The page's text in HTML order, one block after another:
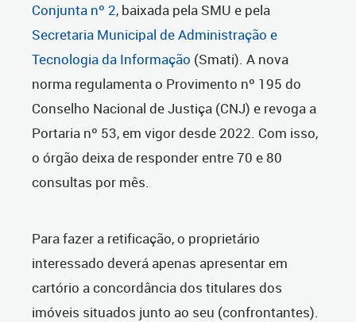
Conjunta nº 2, baixada pela SMU e pela
Secretaria Municipal de Administração e
Tecnologia da Informação (Smati). A nova
norma regulamenta o Provimento nº 195 do
Conselho Nacional de Justiça (CNJ) e revoga a
Portaria nº 53, em vigor desde 2022. Com isso,
o órgão deixa de responder entre 70 e 80
consultas por mês.
Para fazer a retificação, o proprietário
interessado deverá apenas apresentar em
cartório a concordância dos titulares dos
imóveis situados junto ao seu (confrontantes).